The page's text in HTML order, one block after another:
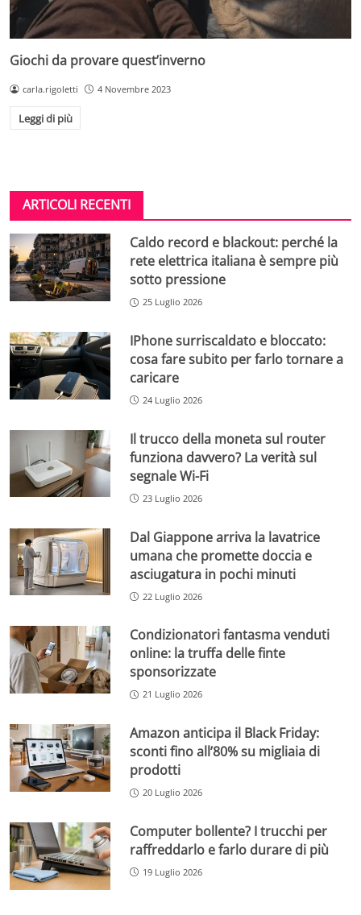
Giochi da provare quest’inverno
carla.rigoletti 4 Novembre 2023
Leggi di più
ARTICOLI RECENTI
Caldo record e blackout: perché la
rete elettrica italiana è sempre più
sotto pressione
25 Luglio 2026
IPhone surriscaldato e bloccato:
cosa fare subito per farlo tornare a
caricare
24 Luglio 2026
Il trucco della moneta sul router
funziona davvero? La verità sul
segnale Wi-Fi
23 Luglio 2026
Dal Giappone arriva la lavatrice
umana che promette doccia e
asciugatura in pochi minuti
22 Luglio 2026
Condizionatori fantasma venduti
online: la truffa delle finte
sponsorizzate
21 Luglio 2026
Amazon anticipa il Black Friday:
sconti fino all’80% su migliaia di
prodotti
20 Luglio 2026
Computer bollente? I trucchi per
raffreddarlo e farlo durare di più
19 Luglio 2026